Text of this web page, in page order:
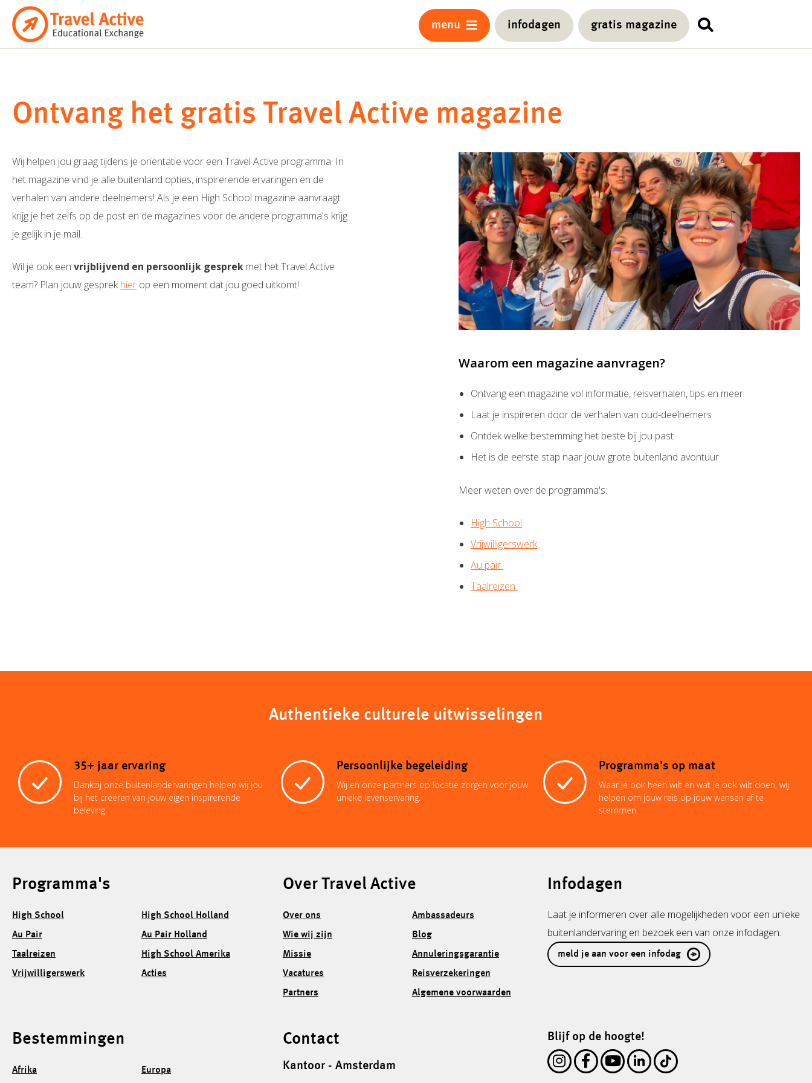
naar
menu infodagen gratis magazine
Ontvang het gratis Travel Active magazine
Wij helpen jou graag tijdens je oriëntatie voor een Travel Active programma. In
het magazine vind je alle buitenland opties, inspirerende ervaringen en de
verhalen van andere deelnemers! Als je een High School magazine aanvraagt
krijg je het zelfs op de post en de magazines voor de andere programma's krijg
je gelijk in je mail.
Wil je ook een vrijblijvend en persoonlijk gesprek met het Travel Active
team? Plan jouw gesprekhier op een moment dat jou goed uitkomt!
Waarom een magazine aanvragen?
Ontvang een magazine vol informatie, reisverhalen, tips en meer
Laat je inspireren door de verhalen van oud-deelnemers
Ontdek welke bestemming het beste bij jou past
Het is de eerste stap naar jouw grote buitenland avontuur
Meer weten over de programma's:
High School
Vrijwilligerswerk
Au pair
Taalreizen
Authentieke culturele uitwisselingen
35+ jaar ervaring
Dankzij onze buitenlandervaringen helpen wij jou
bij het creëren van jouw eigen inspirerende
beleving.
Persoonlijke begeleiding
Wij en onze partners op locatie zorgen voor jouw
unieke levenservaring.
Programma's op maat
Waar je ook heen wilt en wat je ook wilt doen, wij
helpen om jouw reis op jouw wensen af te
stemmen.
Programma's
High School
Au Pair
Taalreizen
Vrijwilligerswerk
High School Holland
Au Pair Holland
High School Amerika
Acties
Over Travel Active
Over ons
Wie wij zijn
Missie
Vacatures
Partners
Ambassadeurs
Blog
Annuleringsgarantie
Reisverzekeringen
Algemene voorwaarden
Infodagen
Laat je informeren over alle mogelijkheden voor een unieke
buitenlandervaring en bezoek een van onze infodagen.
meld je aan voor een infodag
Bestemmingen
Afrika Europa
Contact
Kantoor - Amsterdam
Blijf op de hoogte!